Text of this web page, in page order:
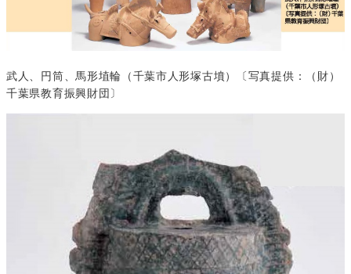
武人、円筒、馬形埴輪（千葉市人形塚古墳）〔写真提供：（財）
千葉県教育振興財団〕